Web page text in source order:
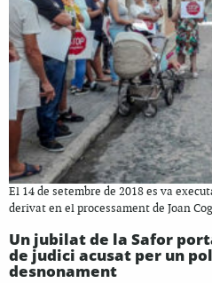
El 14 de setembre de 2018 es va
derivat en el processament de Joan
Un jubilat de la Safor
de judici acusat per un
desnonament